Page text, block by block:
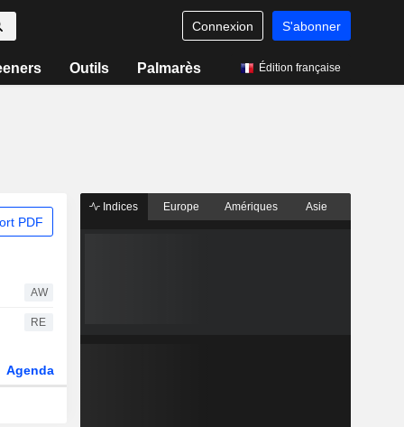
Connexion S'abonner
Outils Palmarès Édition française
PDF
AW
RE
Agenda
Indices Europe Amériques Asie